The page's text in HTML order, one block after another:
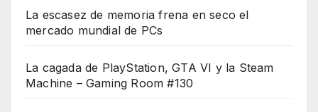
La escasez de memoria frena en seco el
mercado mundial de PCs
La cagada de PlayStation, GTA VI y la Steam
Machine – Gaming Room #130